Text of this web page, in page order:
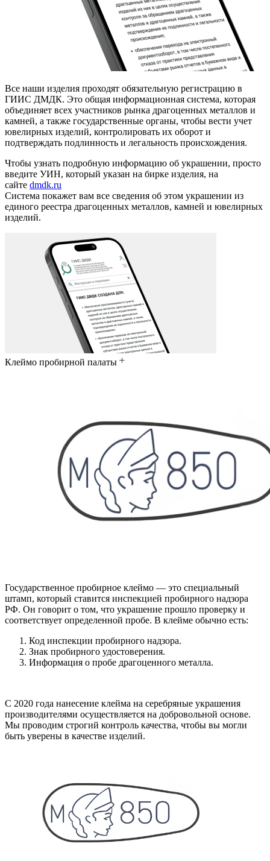
Все наши изделия проходят обязательную регистрацию в
ГИИС ДМДК. Это общая информационная система, которая
объединяет всех участников рынка драгоценных металлов и
камней, а также государственные органы, чтобы вести учет
ювелирных изделий, контролировать их оборот и
подтверждать подлинность и легальность происхождения.
Чтобы узнать подробную информацию об украшении, просто
введите УИН, который указан на бирке изделия, на
сайте dmdk.ru
Система покажет вам все сведения об этом украшении из
единого реестра драгоценных металлов, камней и ювелирных
изделий.
Клеймо пробирной палаты
Государственное пробирное клеймо — это специальный
штамп, который ставится инспекцией пробирного надзора
РФ. Он говорит о том, что украшение прошло проверку и
соответствует определенной пробе. В клейме обычно есть:
Код инспекции пробирного надзора.
Знак пробирного удостоверения.
Информация о пробе драгоценного металла.
С 2020 года нанесение клейма на серебряные украшения
производителями осуществляется на добровольной основе.
Мы проводим строгий контроль качества, чтобы вы могли
быть уверены в качестве изделий.